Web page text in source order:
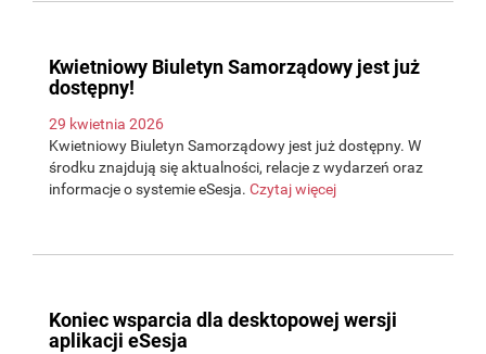
Kwietniowy Biuletyn Samorządowy jest już
dostępny!
29 kwietnia 2026
Kwietniowy Biuletyn Samorządowy jest już dostępny. W
środku znajdują się aktualności, relacje z wydarzeń oraz
informacje o systemie eSesja. Czytaj więcej
Koniec wsparcia dla desktopowej wersji
aplikacji eSesja